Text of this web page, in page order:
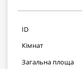
1305000грн
ID
Кімнат
Загальна площа